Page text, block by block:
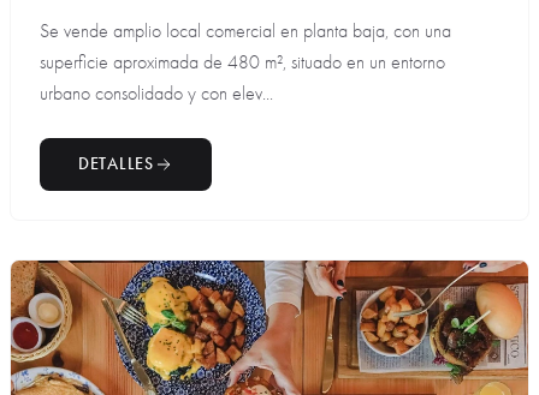
Se vende amplio local comercial en planta baja, con una
superficie aproximada de 480 m², situado en un entorno
urbano consolidado y con elev...
DETALLES